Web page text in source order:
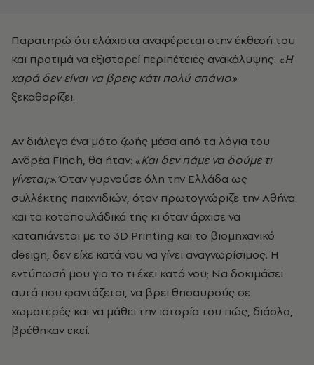
Παρατηρώ ότι ελάχιστα αναφέρεται στην έκθεσή του
και προτιμά να εξιστορεί περιπέτειες ανακάλυψης. «Η
χαρά δεν είναι να βρεις κάτι πολύ σπάνιο»
ξεκαθαρίζει.
Αν διάλεγα ένα μότο ζωής μέσα από τα λόγια του
Ανδρέα Finch, θα ήταν: «Και δεν πάμε να δούμε τι
γίνεται;». Όταν γυρνούσε όλη την Ελλάδα ως
συλλέκτης παιχνιδιών, όταν πρωτογνώριζε την Αθήνα
και τα κοτοπουλάδικά της κι όταν άρχισε να
καταπιάνεται με το 3D Printing και το βιομηχανικό
design, δεν είχε κατά νου να γίνει αναγνωρίσιμος. Η
εντύπωσή μου για το τι έχει κατά νου; Να δοκιμάσει
αυτά που φαντάζεται, να βρει θησαυρούς σε
χωματερές και να μάθει την ιστορία του πώς, διάολο,
βρέθηκαν εκεί.